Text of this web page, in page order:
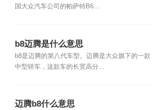
国大众汽车公司的帕萨特B6...
b8迈腾是什么意思
b8是迈腾的第八代车型。迈腾是大众旗下的一款
中型轿车，这款车的长宽高分...
迈腾b8什么意思